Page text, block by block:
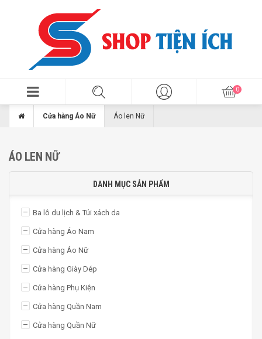
Cửa hàng Áo Nữ Áo len Nữ
ÁO LEN NỮ
DANH MỤC SẢN PHẨM
Ba lô du lịch & Túi xách da
Cửa hàng Áo Nam
Cửa hàng Áo Nữ
Cửa hàng Giày Dép
Cửa hàng Phụ Kiện
Cửa hàng Quần Nam
Cửa hàng Quần Nữ